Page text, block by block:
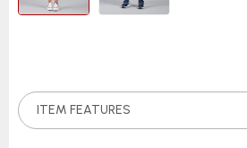
ITEM FEATURES